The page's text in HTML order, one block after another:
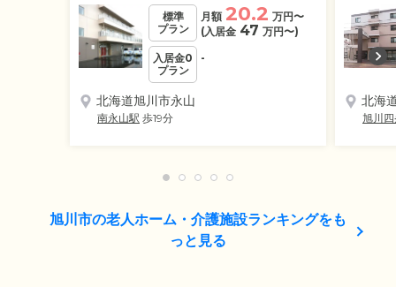
標準
プラン
月額 20.2 万円〜
(入居金 47 万円〜)
入居金0
プラン
-
北海道旭川市永山
南永山駅 歩19分
北海
旭川
旭川市の老人ホーム・介護施設ランキングをも
っと見る